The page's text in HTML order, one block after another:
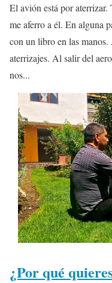
El avión está por
me aferro a él. En alguna
con un libro en las
aterrizajes. Al salir del
nos...
¿Por qué